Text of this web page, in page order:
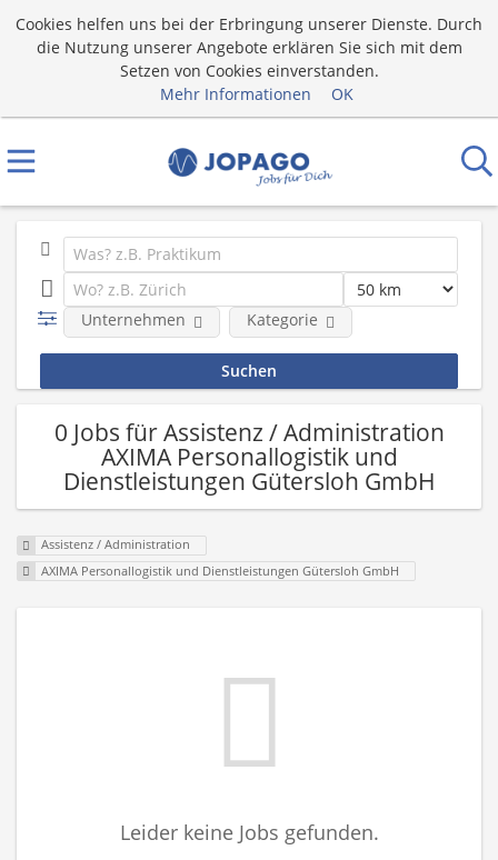
Cookies helfen uns bei der Erbringung unserer Dienste. Durch
die Nutzung unserer Angebote erklären Sie sich mit dem
Setzen von Cookies einverstanden.
Mehr Informationen
OK
Unternehmen Kategorie
0 Jobs für Assistenz / Administration
AXIMA Personallogistik und
Dienstleistungen Gütersloh GmbH
Assistenz / Administration
AXIMA Personallogistik und Dienstleistungen Gütersloh GmbH
Leider keine Jobs gefunden.